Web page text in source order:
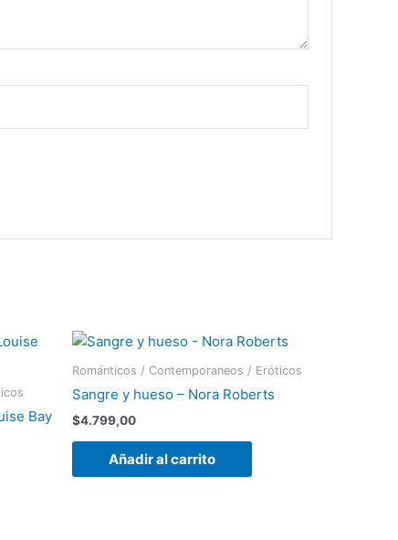
Bay
Románticos / Contemporaneos / Eróticos
Sangre y hueso – Nora Roberts
$4.799,00
Añadir al carrito